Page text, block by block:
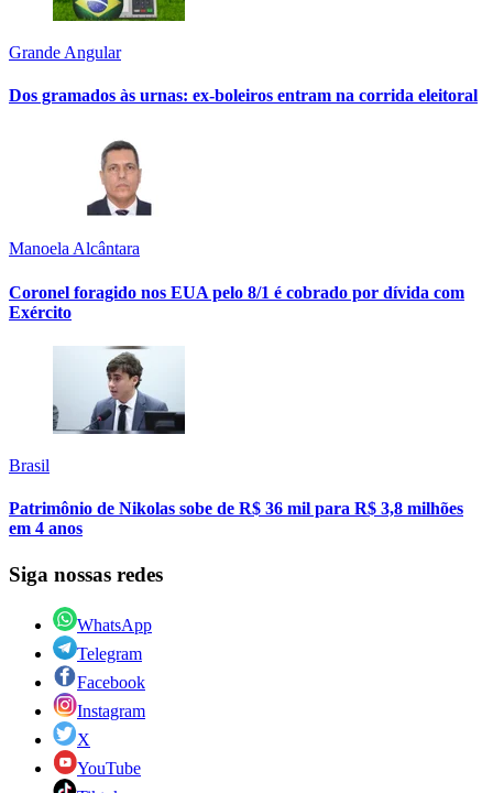
Grande Angular
Dos gramados às urnas: ex-boleiros entram na corrida eleitoral
Manoela Alcântara
Coronel foragido nos EUA pelo 8/1 é cobrado por dívida com
Exército
Brasil
Patrimônio de Nikolas sobe de R$ 36 mil para R$ 3,8 milhões
em 4 anos
Siga nossas redes
WhatsApp
Telegram
Facebook
Instagram
X
YouTube